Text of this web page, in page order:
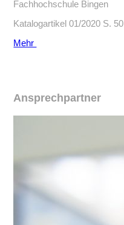
Fachhochschule Bingen
Katalogartikel 01/2020 S. 50
Mehr
Ansprechpartner